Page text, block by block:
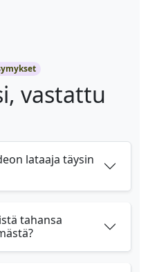
vastattu
lataaja täysin
tahansa